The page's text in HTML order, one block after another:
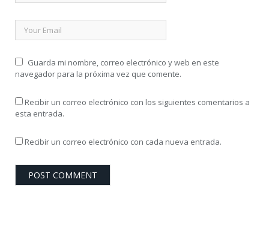
Guarda mi nombre, correo electrónico y web en este
navegador para la próxima vez que comente.
Recibir un correo electrónico con los siguientes comentarios a
esta entrada.
Recibir un correo electrónico con cada nueva entrada.